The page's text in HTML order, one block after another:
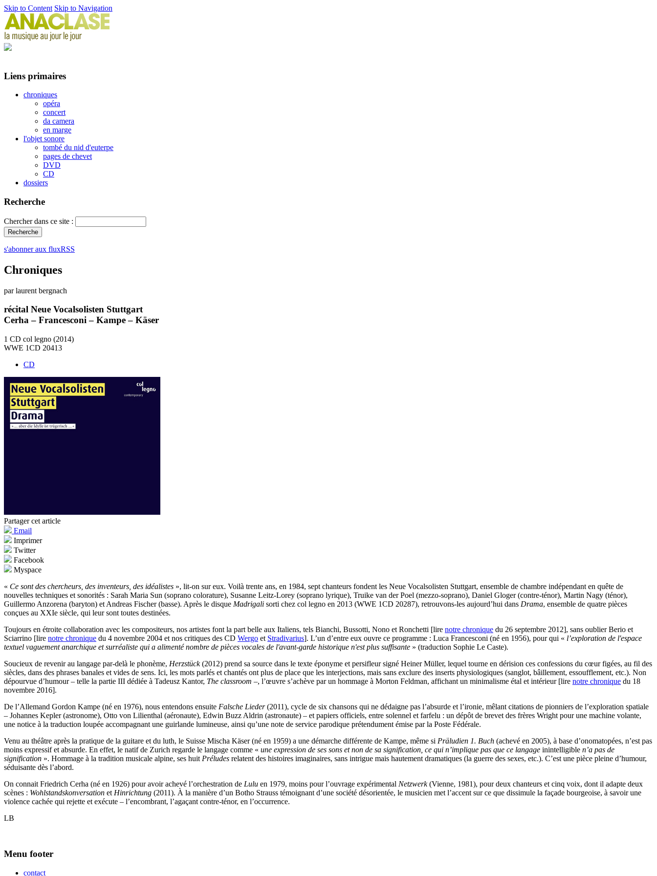
Skip to Content Skip to Navigation
Liens primaires
chroniques
opéra
concert
da camera
en marge
l'objet sonore
tombé du nid d'euterpe
pages de chevet
DVD
CD
dossiers
Recherche
Chercher dans ce site :
s'abonner aux fluxRSS
Chroniques
par laurent bergnach
récital Neue Vocalsolisten Stuttgart
Cerha – Francesconi – Kampe – Käser
1 CD col legno (2014)
WWE 1CD 20413
CD
Partager cet article
Email
Imprimer
Twitter
Facebook
Myspace
« Ce sont des chercheurs, des inventeurs, des idéalistes », lit-on sur eux. Voilà trente ans, en 1984, sept chanteurs fondent les Neue Vocalsolisten Stuttgart, ensemble de chambre indépendant en quête de
nouvelles techniques et sonorités : Sarah Maria Sun (soprano colorature), Susanne Leitz-Lorey (soprano lyrique), Truike van der Poel (mezzo-soprano), Daniel Gloger (contre-ténor), Martin Nagy (ténor),
Guillermo Anzorena (baryton) et Andreas Fischer (basse). Après le disque Madrigali sorti chez col legno en 2013 (WWE 1CD 20287), retrouvons-les aujourd’hui dans Drama, ensemble de quatre pièces
conçues au XXIe siècle, qui leur sont toutes destinées.
Toujours en étroite collaboration avec les compositeurs, nos artistes font la part belle aux Italiens, tels Bianchi, Bussotti, Nono et Ronchetti [lire notre chronique du 26 septembre 2012], sans oublier Berio et
Sciarrino [lire notre chronique du 4 novembre 2004 et nos critiques des CD Wergo et Stradivarius]. L’un d’entre eux ouvre ce programme : Luca Francesconi (né en 1956), pour qui « l’exploration de l'espace
textuel vaguement anarchique et surréaliste qui a alimenté nombre de pièces vocales de l'avant-garde historique n'est plus suffisante » (traduction Sophie Le Caste).
Soucieux de revenir au langage par-delà le phonème, Herzstück(2012) prend sa source dans le texte éponyme et persifleur signé Heiner Müller, lequel tourne en dérision ces confessions du cœur figées, au fil des
siècles, dans des phrases banales et vides de sens. Ici, les mots parlés et chantés ont plus de place que les interjections, mais sans exclure des inserts physiologiques (sanglot, bâillement, essoufflement, etc.). Non
dépourvue d’humour – telle la partie III dédiée à Tadeusz Kantor, The classroom –, l’œuvre s’achève par un hommage à Morton Feldman, affichant un minimalisme étal et intérieur [lire notre chronique du 18
novembre 2016].
De l’Allemand Gordon Kampe (né en 1976), nous entendons ensuite Falsche Lieder(2011), cycle de six chansons qui ne dédaigne pas l’absurde et l’ironie, mêlant citations de pionniers de l’exploration spatiale
– Johannes Kepler (astronome), Otto von Lilienthal (aéronaute), Edwin Buzz Aldrin (astronaute) – et papiers officiels, entre solennel et farfelu : un dépôt de brevet des frères Wright pour une machine volante,
une notice à la traduction loupée accompagnant une guirlande lumineuse, ainsi qu’une note de service parodique prétendument émise par la Poste Fédérale.
Venu au théâtre après la pratique de la guitare et du luth, le Suisse Mischa Käser (né en 1959) a une démarche différente de Kampe, même si Präludien 1. Buch (achevé en 2005), à base d’onomatopées, n’est pas
moins expressif et absurde. En effet, le natif de Zurich regarde le langage comme « une expression de ses sons et non de sa signification, ce qui n’implique pas que ce langage inintelligible n’a pas de
signification ». Hommage à la tradition musicale alpine, ses huit Préludes relatent des histoires imaginaires, sans intrigue mais hautement dramatiques (la guerre des sexes, etc.). C’est une pièce pleine d’humour,
séduisante dès l’abord.
On connait Friedrich Cerha (né en 1926) pour avoir achevé l’orchestration de Lulu en 1979, moins pour l’ouvrage expérimental Netzwerk(Vienne, 1981), pour deux chanteurs et cinq voix, dont il adapte deux
scènes : Wohlstandskonversation et Hinrichtung (2011). À la manière d’un Botho Strauss témoignant d’une société désorientée, le musicien met l’accent sur ce que dissimule la façade bourgeoise, à savoir une
violence cachée qui rejette et exécute – l’encombrant, l’agaçant contre-ténor, en l’occurrence.
LB
Menu footer
contact